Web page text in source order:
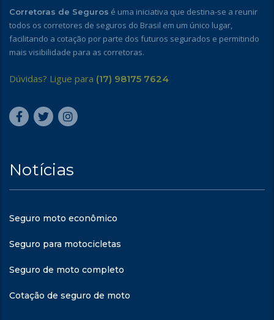
Corretoras de Seguros é uma iniciativa que destina-se a reunir
todos os corretores de seguros do Brasil em um único lugar,
facilitando a cotação por parte dos futuros segurados e permitindo
mais visibilidade para as corretoras.
Dúvidas? Ligue para (17) 98175 7624
Notícias
Seguro moto econômico
Seguro para motocicletas
Seguro de moto completo
Cotação de seguro de moto